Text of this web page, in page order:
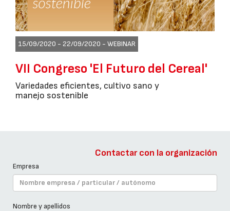
15/09/2020 - 22/09/2020 - WEBINAR
VII Congreso 'El Futuro del Cereal'
Variedades eficientes, cultivo sano y
manejo sostenible
Contactar con la organización
Empresa
Nombre y apellidos